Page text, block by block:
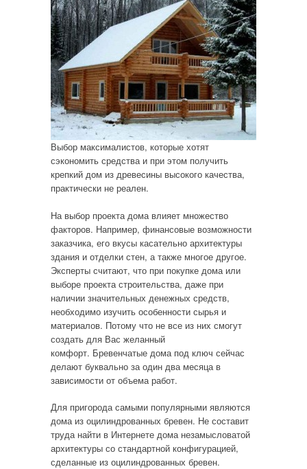
Выбор максималистов, которые хотят
сэкономить средства и при этом получить
крепкий дом из древесины высокого качества,
практически не реален.
На выбор проекта дома влияет множество
факторов. Например, финансовые возможности
заказчика, его вкусы касательно архитектуры
здания и отделки стен, а также многое другое.
Эксперты считают, что при покупке дома или
выборе проекта строительства, даже при
наличии значительных денежных средств,
необходимо изучить особенности сырья и
материалов. Потому что не все из них смогут
создать для Вас желанный
комфорт. Бревенчатые дома под ключ сейчас
делают буквально за один два месяца в
зависимости от объема работ.
Для пригорода самыми популярными являются
дома из оцилиндрованных бревен. Не составит
труда найти в Интернете дома незамысловатой
архитектуры со стандартной конфигурацией,
сделанные из оцилиндрованных бревен.